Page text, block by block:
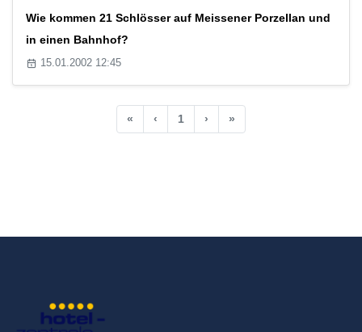
Wie kommen 21 Schlösser auf Meissener Porzellan und
in einen Bahnhof?
15.01.2002 12:45
« ‹ 1 › »